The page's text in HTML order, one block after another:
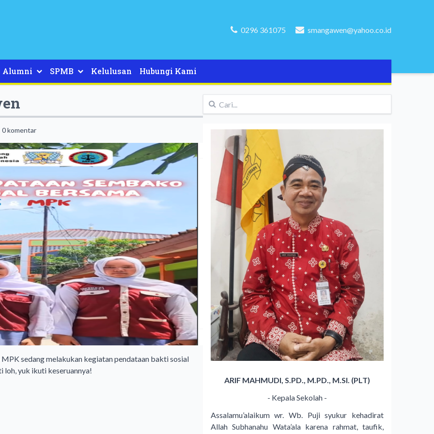
0296 361075 smangawen@yahoo.co.id
Alumni SPMB Kelulusan Hubungi Kami
0 komentar
sedang melakukan kegiatan pendataan bakti sosial
loh, yuk ikuti keseruannya!
ARIF MAHMUDI, S.PD., M.PD., M.SI. (PLT)
- Kepala Sekolah -
Assalamu’alaikum wr. Wb. Puji syukur kehadirat
Allah Subhanahu Wata’ala karena rahmat, taufik,